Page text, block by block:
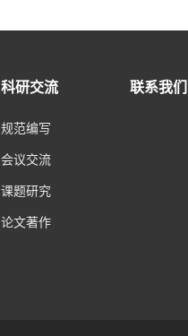
科研交流
规范编写
会议交流
课题研究
论文著作
联系我们